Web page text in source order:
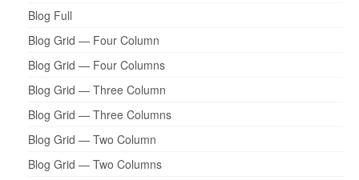
Blog Full
Blog Grid — Four Column
Blog Grid — Four Columns
Blog Grid — Three Column
Blog Grid — Three Columns
Blog Grid — Two Column
Blog Grid — Two Columns